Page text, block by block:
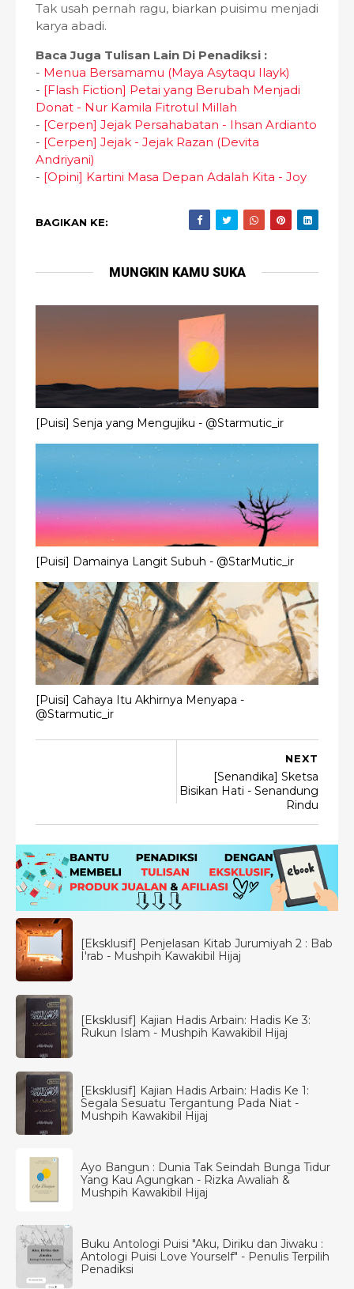
Tak usah pernah ragu, biarkan puisimu menjadi
karya abadi.
Baca Juga Tulisan Lain Di Penadiksi :
- Menua Bersamamu (Maya Asytaqu Ilayk)
- [Flash Fiction] Petai yang Berubah Menjadi
Donat - Nur Kamila Fitrotul Millah
- [Cerpen] Jejak Persahabatan - Ihsan Ardianto
- [Cerpen] Jejak - Jejak Razan (Devita
Andriyani)
- [Opini] Kartini Masa Depan Adalah Kita - Joy
BAGIKAN KE:
MUNGKIN KAMU SUKA
[Puisi] Senja yang Mengujiku - @Starmutic_ir
[Puisi] Damainya Langit Subuh - @StarMutic_ir
[Puisi] Cahaya Itu Akhirnya Menyapa -
@Starmutic_ir
NEXT
[Senandika] Sketsa
Bisikan Hati - Senandung
Rindu
[Eksklusif] Penjelasan Kitab Jurumiyah 2 : Bab
I'rab - Mushpih Kawakibil Hijaj
[Eksklusif] Kajian Hadis Arbain: Hadis Ke 3:
Rukun Islam - Mushpih Kawakibil Hijaj
[Eksklusif] Kajian Hadis Arbain: Hadis Ke 1:
Segala Sesuatu Tergantung Pada Niat -
Mushpih Kawakibil Hijaj
Ayo Bangun : Dunia Tak Seindah Bunga Tidur
Yang Kau Agungkan - Rizka Awaliah &
Mushpih Kawakibil Hijaj
Buku Antologi Puisi "Aku, Diriku dan Jiwaku :
Antologi Puisi Love Yourself" - Penulis Terpilih
Penadiksi